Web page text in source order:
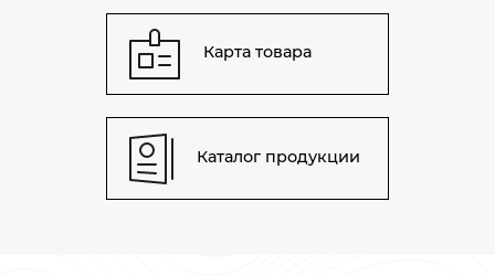
Карта товара
Каталог продукции